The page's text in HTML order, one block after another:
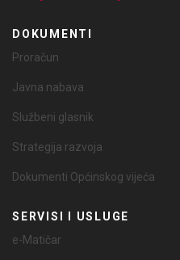
DOKUMENTI
Proračun
Javna nabava
Službeni glasnik
Strategija razvoja
Dokumenti Općinskog vijeća
SERVISI I USLUGE
e-Matičar